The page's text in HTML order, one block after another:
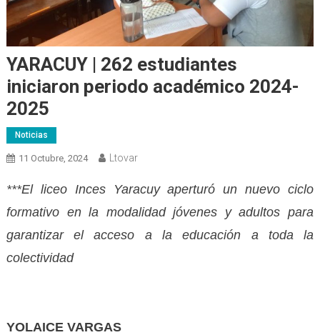
YARACUY | 262 estudiantes
iniciaron periodo académico 2024-
2025
Noticias
11 Octubre, 2024 Ltovar
***El liceo Inces Yaracuy aperturó un nuevo ciclo
formativo en la modalidad jóvenes y adultos para
garantizar el acceso a la educación a toda la
colectividad
YOLAICE VARGAS